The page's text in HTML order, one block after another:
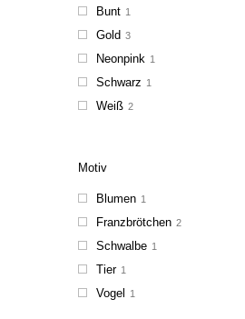
Bunt 1
Gold 3
Neonpink 1
Schwarz 1
Weiß 2
Motiv
Blumen 1
Franzbrötchen 2
Schwalbe 1
Tier 1
Vogel 1